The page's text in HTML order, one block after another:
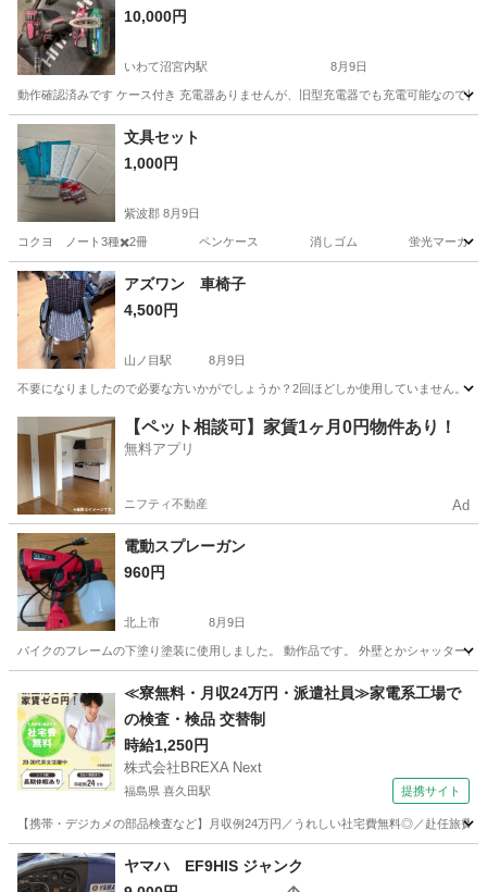
10,000円
いわて沼宮内駅 8月9日
動作確認済みです ケース付き 充電器ありませんが、旧型充電器でも充電可能なので
岩手 岩手郡 いわて沼宮内駅
文具セット
1,000円
紫波郡 8月9日
コクヨ ノート3種✖️2冊 ペンケース 消しゴム 蛍光マーカー2色(ソフトオ
岩手 紫波郡 その他 文具
アズワン 車椅子
4,500円
山ノ目駅 8月9日
不要になりましたので必要な方いかがでしょうか？2回ほどしか使用していません。
一関市 山ノ目駅 その他 車椅子
【ペット相談可】家賃1ヶ月0円物件あり！
無料アプリ
ニフティ不動産 Ad
電動スプレーガン
960円
北上市 8月9日
バイクのフレームの下塗り塗装に使用しました。 動作品です。 外壁とかシャッター
その他
≪寮無料・月収24万円・派遣社員≫家電系工場で
の検査・検品 交替制
時給1,250円
株式会社BREXA Next
福島県 喜久田駅 提携サイト
【携帯・デジカメの部品検査など】月収例24万円／うれしい社宅費無料◎／赴任旅
福島 郡山市
ヤマハ EF9HIS ジャンク